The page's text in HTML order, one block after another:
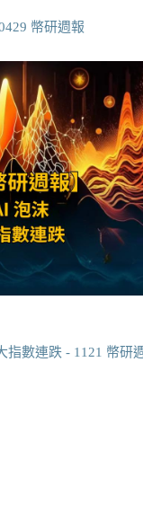
幣研週報
指數連跌 - 1121 幣研